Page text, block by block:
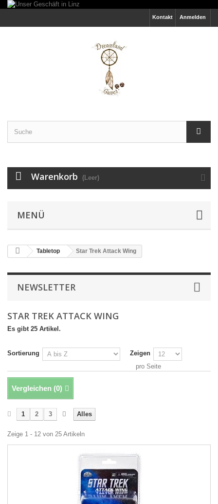
Anmelden
Kontakt
Warenkorb (Leer)
MENÜ
Tabletop Star Trek Attack Wing
NEWSLETTER
STAR TREK ATTACK WING
Es gibt 25 Artikel.
Sortierung
Zeigen
pro Seite
Vergleichen (0)
Alles
1 2 3
Zeige 1 - 12 von 25 Artikeln